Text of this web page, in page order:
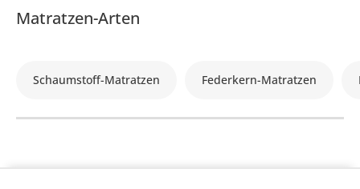
Matratzen-Arten
Schaumstoff-Matratzen Federkern-Matratzen